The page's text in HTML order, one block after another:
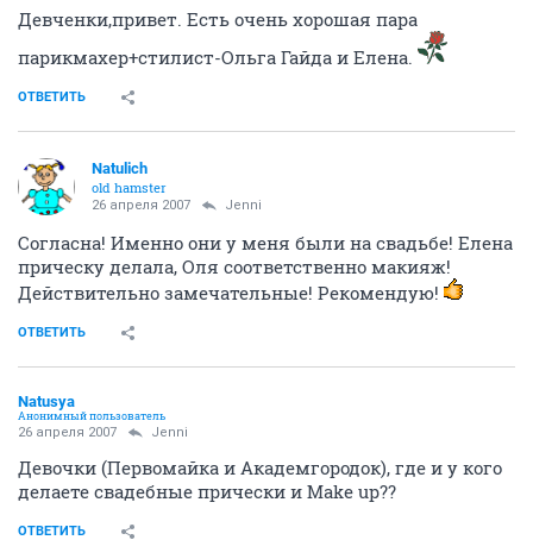
Девченки,привет. Есть очень хорошая пара
парикмахер+стилист-Ольга Гайда и Елена.
ОТВЕТИТЬ
Natulich
old hamster
26 апреля 2007 Jenni
Согласна! Именно они у меня были на свадьбе! Елена
прическу делала, Оля соответственно макияж!
Действительно замечательные! Рекомендую!
ОТВЕТИТЬ
Natusya
Анонимный пользователь
26 апреля 2007 Jenni
Девочки (Первомайка и Академгородок), где и у кого
делаете свадебные прически и Make up??
ОТВЕТИТЬ